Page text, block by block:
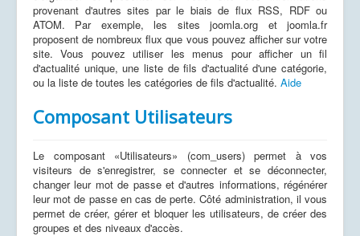
provenant d'autres sites par le biais de flux RSS, RDF ou
ATOM. Par exemple, les sites joomla.org et joomla.fr
proposent de nombreux flux que vous pouvez afficher sur votre
site. Vous pouvez utiliser les menus pour afficher un fil
d'actualité unique, une liste de fils d'actualité d'une catégorie,
ou la liste de toutes les catégories de fils d'actualité. Aide
Composant Utilisateurs
Le composant «Utilisateurs» (com_users) permet à vos
visiteurs de s'enregistrer, se connecter et se déconnecter,
changer leur mot de passe et d'autres informations, régénérer
leur mot de passe en cas de perte. Côté administration, il vous
permet de créer, gérer et bloquer les utilisateurs, de créer des
groupes et des niveaux d'accès.